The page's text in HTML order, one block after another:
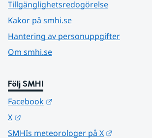
Tillgänglighetsredogörelse
Kakor på smhi.se
Hantering av personuppgifter
Om smhi.se
Följ SMHI
Facebook
X
SMHIs meteorologer på X